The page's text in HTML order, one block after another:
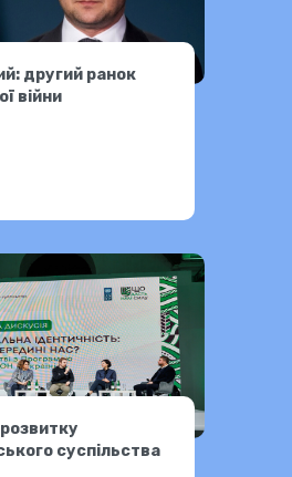
другий ранок
війни
суспільства